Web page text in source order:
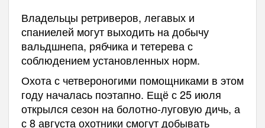
Владельцы ретриверов, легавых и
спаниелей могут выходить на добычу
вальдшнепа, рябчика и тетерева с
соблюдением установленных норм.
Охота с четвероногими помощниками в этом
году началась поэтапно. Ещё с 25 июля
открылся сезон на болотно-луговую дичь, а
с 8 августа охотники смогут добывать